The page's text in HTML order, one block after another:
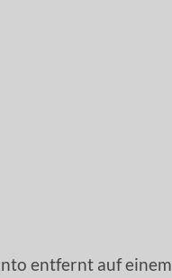
entfernt auf einem